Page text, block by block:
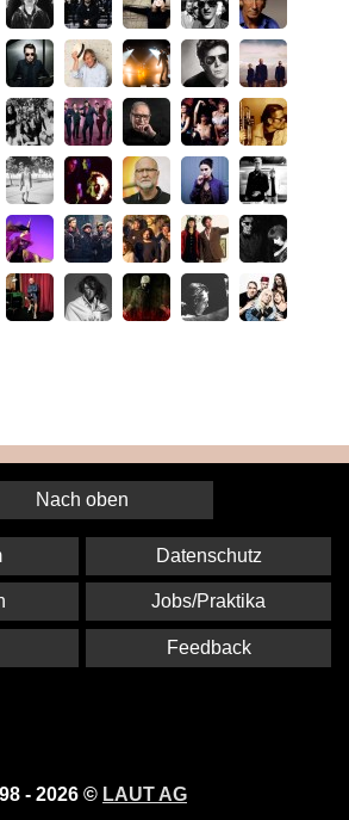
Nach oben
- 2026 © LAUT AG
Datenschutz
Jobs/Praktika
Feedback